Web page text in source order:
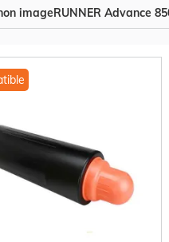
imageRUNNER Advance